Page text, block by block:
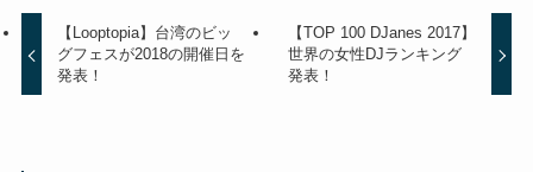
【Looptopia】台湾のビッ
グフェスが2018の開催日を
発表！
【TOP 100 DJanes 2017】
世界の女性DJランキング
発表！